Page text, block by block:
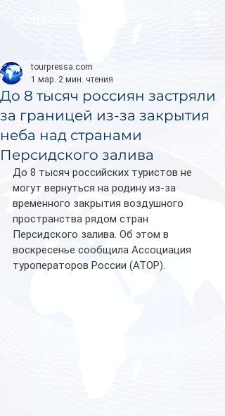
До 8 тысяч россиян застряли
за границей из-за закрытия
неба над странами
Персидского залива
tourpressa.com
1 мар. 2 мин. чтения
До 8 тысяч российских туристов не
могут вернуться на родину из-за
временного закрытия воздушного
пространства рядом стран
Персидского залива. Об этом в
воскресенье сообщила Ассоциация
туроператоров России (АТОР).